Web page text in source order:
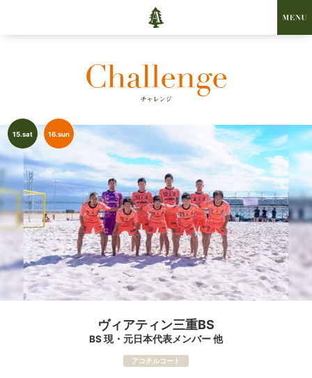
15.sat 16.sun
ヴィアティン三重BS
BS 現・元日本代表メンバー 他
アコチルコート